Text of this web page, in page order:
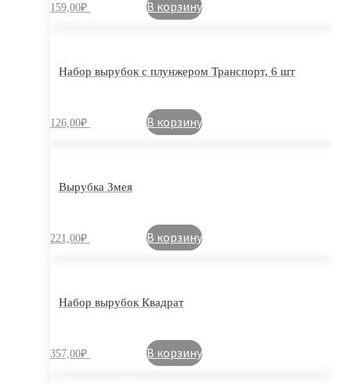
159,00₽ В корзину
Набор вырубок с плунжером Транспорт, 6 шт
126,00₽ В корзину
Вырубка Змея
221,00₽ В корзину
Набор вырубок Квадрат
357,00₽ В корзину